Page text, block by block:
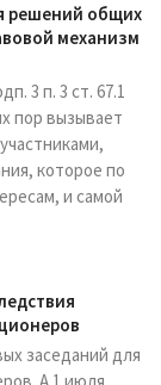
решений общих
механизм
3 п. 3 ст. 67.1
пор вызывает
которое по
и самой
заседаний для
А 1 июля